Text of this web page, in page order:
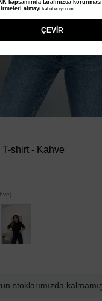
shirt - Kahve
stoklarımızda
kapsamında tarafınızca
almayı kabul ediyorum.
ÇEVİR